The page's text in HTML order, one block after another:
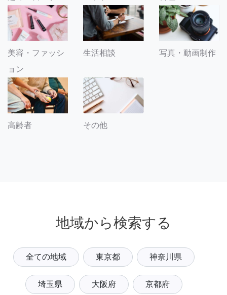
美容・ファッシ
ョン
生活相談 写真・動画制作
高齢者 その他
地域から検索する
全ての地域 東京都 神奈川県
埼玉県 大阪府 京都府